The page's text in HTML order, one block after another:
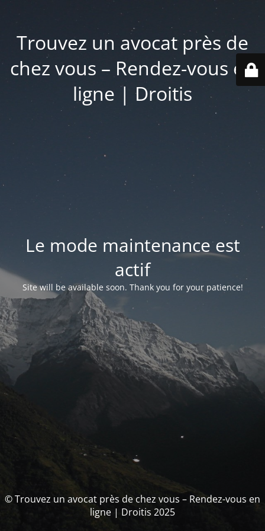
Trouvez un avocat près de
chez vous – Rendez-vous en
ligne | Droitis
Le mode maintenance est
actif
Site will be available soon. Thank you for your patience!
© Trouvez un avocat près de chez vous – Rendez-vous en
ligne | Droitis 2025